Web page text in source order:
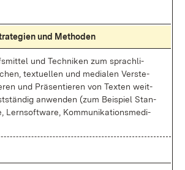
und Me­tho­den
und Tech­ni­ken zum sprach­li­
tex­tu­el­len und me­dia­len Ver­ste­
und Prä­sen­tie­ren von Tex­ten weit­
an­wen­den (zum Bei­spiel Stan­
Lern­soft­ware, Kom­mu­ni­ka­ti­ons­me­di­